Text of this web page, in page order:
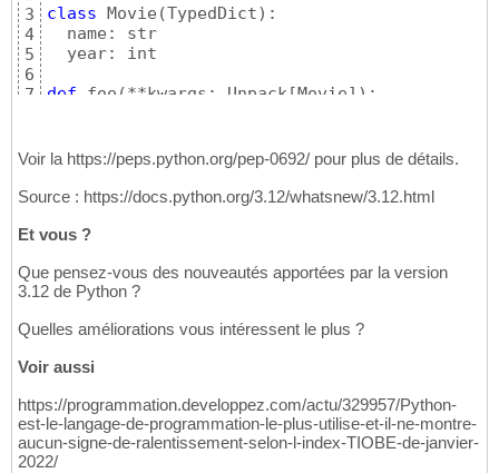
3
4
5
6
7
class Movie (TypedDict) :
  name: str
  year: int
def foo (**kwargs: Unpack [Movie] ) : ...
Voir la https://peps.python.org/pep-0692/ pour plus de détails.
Source : https://docs.python.org/3.12/whatsnew/3.12.html
Et vous ?
Que pensez-vous des nouveautés apportées par la version
3.12 de Python ?
Quelles améliorations vous intéressent le plus ?
Voir aussi
https://programmation.developpez.com/actu/329957/Python-
est-le-langage-de-programmation-le-plus-utilise-et-il-ne-montre-
aucun-signe-de-ralentissement-selon-l-index-TIOBE-de-janvier-
2022/